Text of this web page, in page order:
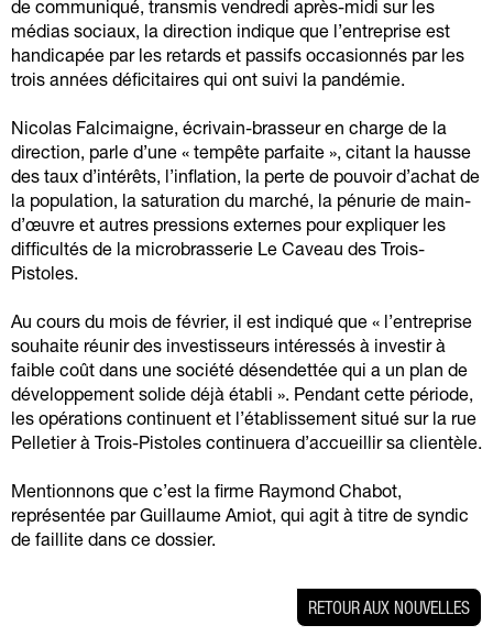
de communiqué, transmis vendredi après-midi sur les
médias sociaux, la direction indique que l’entreprise est
handicapée par les retards et passifs occasionnés par les
trois années déficitaires qui ont suivi la pandémie.
Nicolas Falcimaigne, écrivain-brasseur en charge de la
direction, parle d’une « tempête parfaite », citant la hausse
des taux d’intérêts, l’inflation, la perte de pouvoir d’achat de
la population, la saturation du marché, la pénurie de main-
d’œuvre et autres pressions externes pour expliquer les
difficultés de la microbrasserie Le Caveau des Trois-
Pistoles.
Au cours du mois de février, il est indiqué que « l’entreprise
souhaite réunir des investisseurs intéressés à investir à
faible coût dans une société désendettée qui a un plan de
développement solide déjà établi ». Pendant cette période,
les opérations continuent et l’établissement situé sur la rue
Pelletier à Trois-Pistoles continuera d’accueillir sa clientèle.
Mentionnons que c’est la firme Raymond Chabot,
représentée par Guillaume Amiot, qui agit à titre de syndic
de faillite dans ce dossier.
RETOUR AUX NOUVELLES